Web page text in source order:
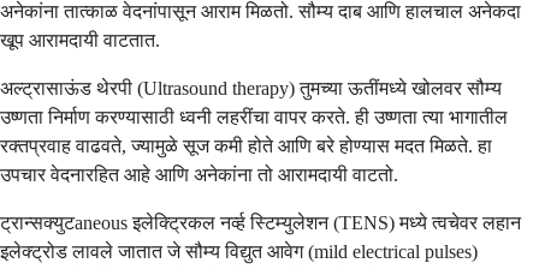
अनेकांना तात्काळ वेदनांपासून आराम मिळतो. सौम्य दाब आणि हालचाल अनेकदा
खूप आरामदायी वाटतात.
अल्ट्रासाऊंड थेरपी (Ultrasound therapy) तुमच्या ऊतींमध्ये खोलवर सौम्य
उष्णता निर्माण करण्यासाठी ध्वनी लहरींचा वापर करते. ही उष्णता त्या भागातील
रक्तप्रवाह वाढवते, ज्यामुळे सूज कमी होते आणि बरे होण्यास मदत मिळते. हा
उपचार वेदनारहित आहे आणि अनेकांना तो आरामदायी वाटतो.
ट्रान्सक्युटaneous इलेक्ट्रिकल नर्व्ह स्टिम्युलेशन (TENS) मध्ये त्वचेवर लहान
इलेक्ट्रोड लावले जातात जे सौम्य विद्युत आवेग (mild electrical pulses)